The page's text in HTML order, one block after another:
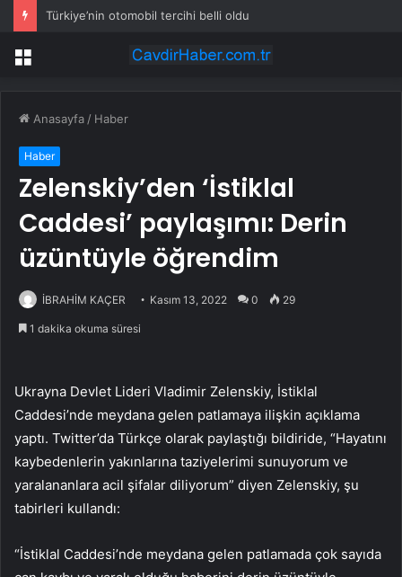
Türkiye’nin otomobil tercihi belli oldu
Menü
Anasayfa / Haber
Haber
Zelenskiy’den ‘İstiklal
Caddesi’ paylaşımı: Derin
üzüntüyle öğrendim
İBRAHİM KAÇER Kasım 13, 2022 0 29
1 dakika okuma süresi
Ukrayna Devlet Lideri Vladimir Zelenskiy, İstiklal
Caddesi’nde meydana gelen patlamaya ilişkin açıklama
yaptı. Twitter’da Türkçe olarak paylaştığı bildiride, “Hayatını
kaybedenlerin yakınlarına taziyelerimi sunuyorum ve
yaralananlara acil şifalar diliyorum” diyen Zelenskiy, şu
tabirleri kullandı:
“İstiklal Caddesi’nde meydana gelen patlamada çok sayıda